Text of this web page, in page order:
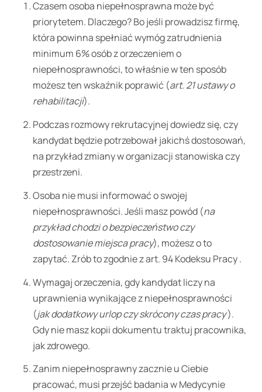
Czasem osoba niepełnosprawna może być
priorytetem. Dlaczego? Bo jeśli prowadzisz firmę,
która powinna spełniać wymóg zatrudnienia
minimum 6% osób z orzeczeniem o
niepełnosprawności, to właśnie w ten sposób
możesz ten wskaźnik poprawić (art. 21 ustawy o
rehabilitacji).
Podczas rozmowy rekrutacyjnej dowiedz się, czy
kandydat będzie potrzebował jakichś dostosowań,
na przykład zmiany w organizacji stanowiska czy
przestrzeni.
Osoba nie musi informować o swojej
niepełnosprawności. Jeśli masz powód (na
przykład chodzi o bezpieczeństwo czy
dostosowanie miejsca pracy), możesz o to
zapytać. Zrób to zgodnie z art. 94 Kodeksu Pracy .
Wymagaj orzeczenia, gdy kandydat liczy na
uprawnienia wynikające z niepełnosprawności
(jak dodatkowy urlop czy skrócony czas pracy).
Gdy nie masz kopii dokumentu traktuj pracownika,
jak zdrowego.
Zanim niepełnosprawny zacznie u Ciebie
pracować, musi przejść badania w Medycynie